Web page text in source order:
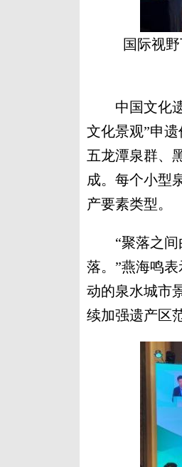
国际视
中国文化遗
文化景观”申遗
五龙潭泉群、
成。每个小型
产要素类型。
“聚落之间由
落。”燕海鸣
动的泉水城市
续加强遗产区